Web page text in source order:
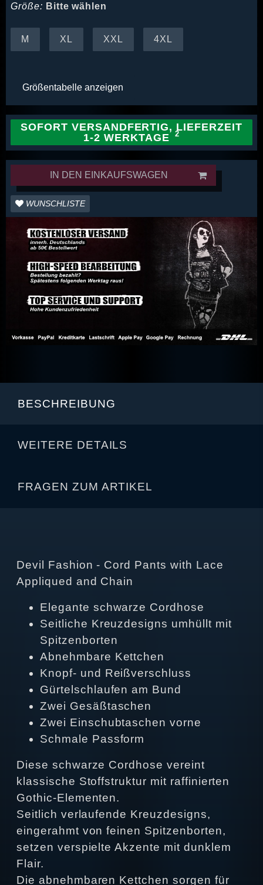
Größe: Bitte wählen
M XL XXL 4XL
Größentabelle anzeigen
SOFORT VERSANDFERTIG, LIEFERZEIT
1-2 WERKTAGE
IN DEN EINKAUFSWAGEN
WUNSCHLISTE
BESCHREIBUNG
WEITERE DETAILS
FRAGEN ZUM ARTIKEL
Devil Fashion - Cord Pants with Lace
Appliqued and Chain
Elegante schwarze Cordhose
Seitliche Kreuzdesigns umhüllt mit
Spitzenborten
Abnehmbare Kettchen
Knopf- und Reißverschluss
Gürtelschlaufen am Bund
Zwei Gesäßtaschen
Zwei Einschubtaschen vorne
Schmale Passform
Diese schwarze Cordhose vereint
klassische Stoffstruktur mit raffinierten
Gothic-Elementen.
Seitlich verlaufende Kreuzdesigns,
eingerahmt von feinen Spitzenborten,
setzen verspielte Akzente mit dunklem
Flair.
Die abnehmbaren Kettchen sorgen für